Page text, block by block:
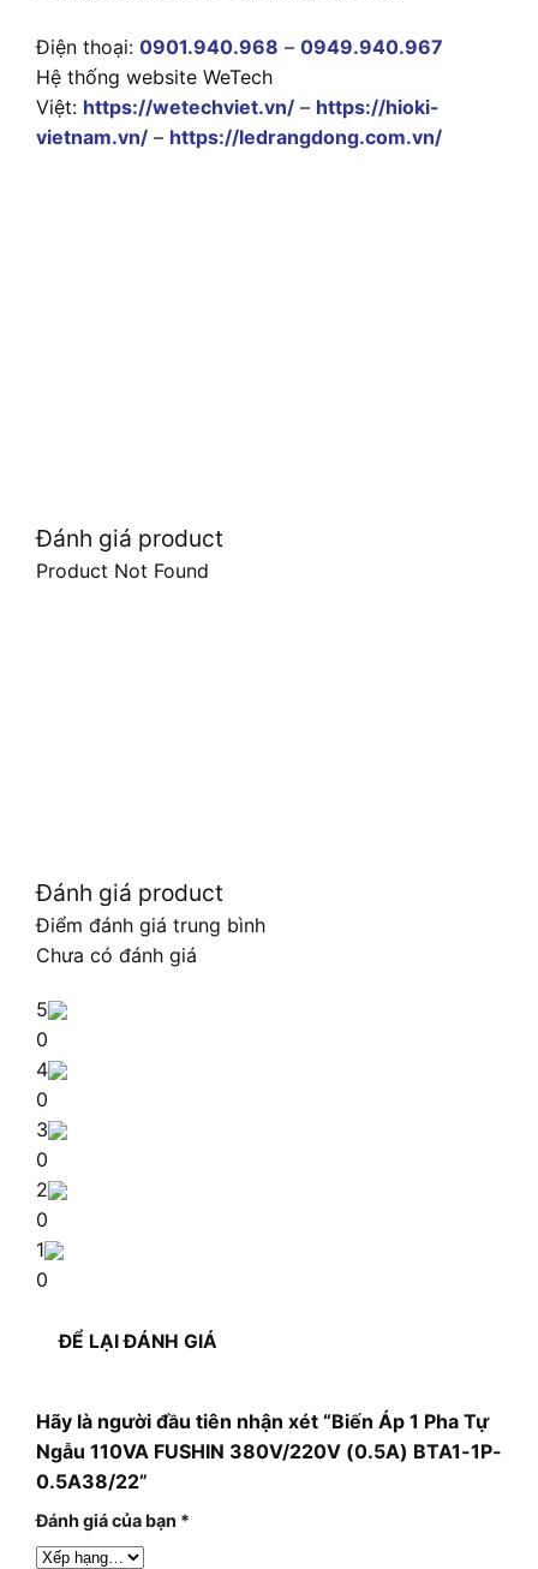
Điện thoại: 0901.940.968 – 0949.940.967
Hệ thống website WeTech
Việt: https://wetechviet.vn/ – https://hioki-
vietnam.vn/ – https://ledrangdong.com.vn/
Đánh giá product
Product Not Found
Đánh giá product
Điểm đánh giá trung bình
Chưa có đánh giá
5
0
4
0
3
0
2
0
1
0
ĐỂ LẠI ĐÁNH GIÁ
Hãy là người đầu tiên nhận xét “Biến Áp 1 Pha Tự
Ngẫu 110VA FUSHIN 380V/220V (0.5A) BTA1-1P-
0.5A38/22”
Đánh giá của bạn *